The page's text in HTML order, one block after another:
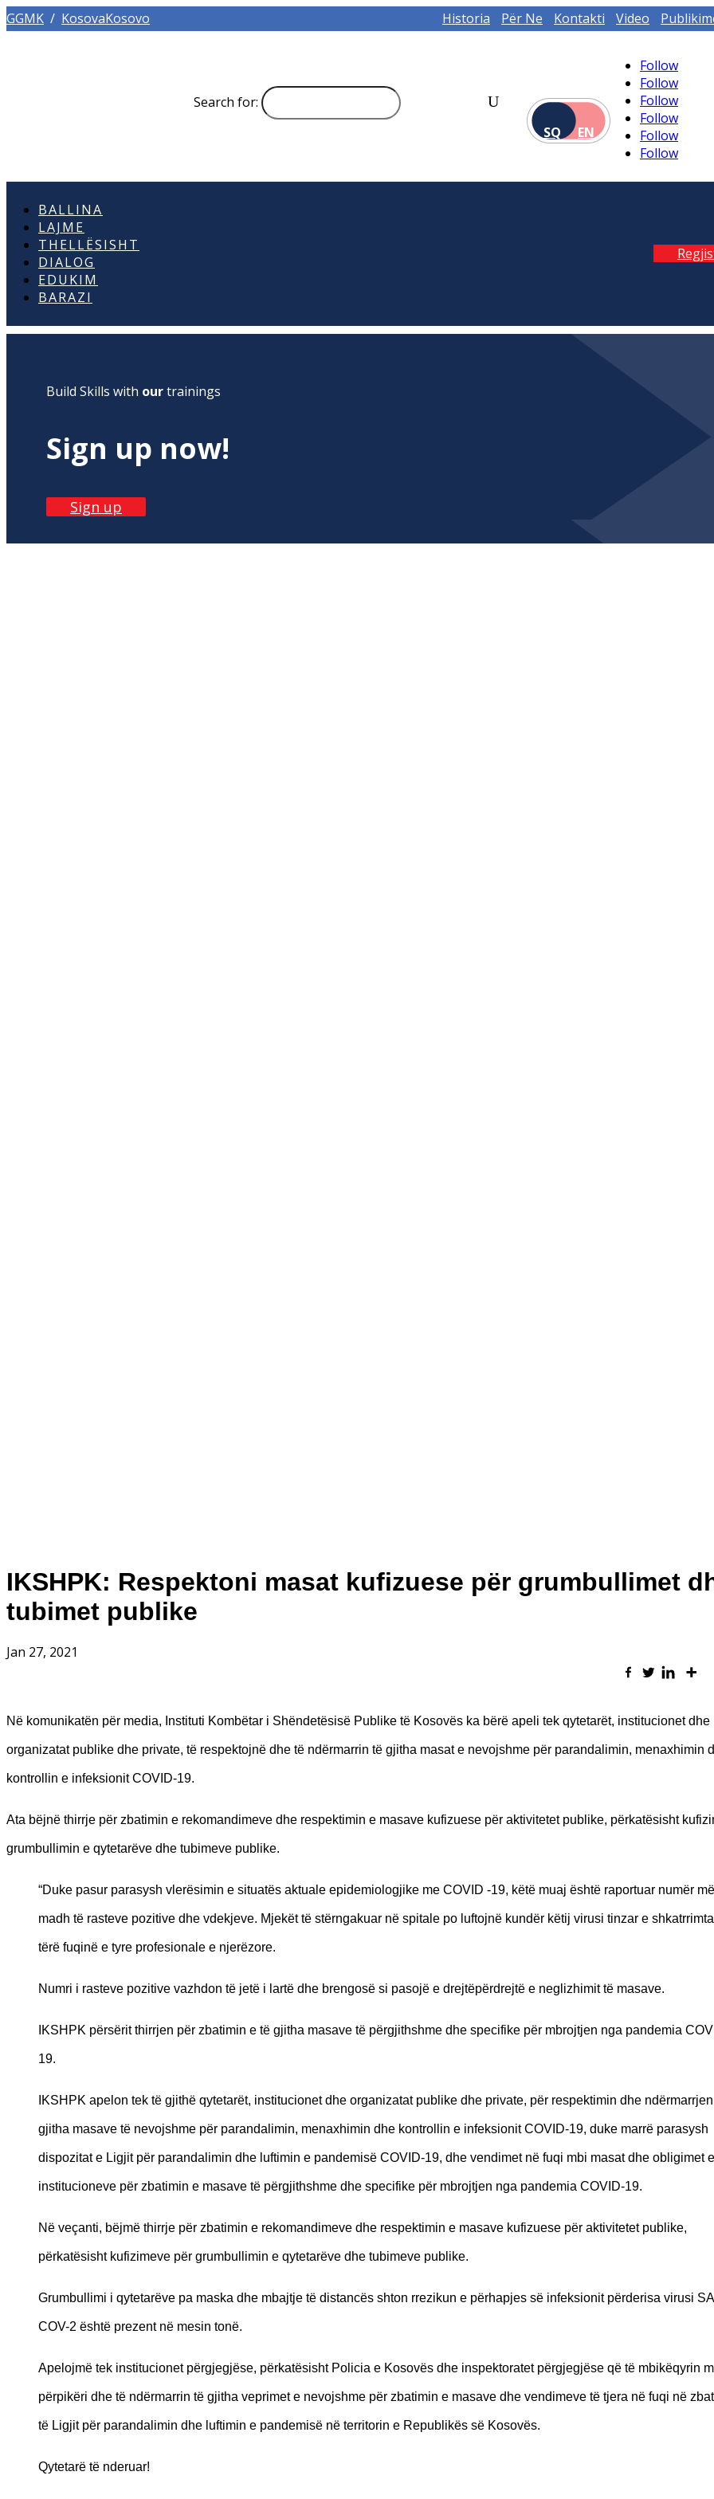
GGMK / KosovaKosovo Historia Për Ne Kontakti Video
Search for:
SQ
EN
Follow
Follow
Follow
Follow
Follow
Follow
BALLINA
LAJME
THELLËSISHT
DIALOG
EDUKIM
BARAZI
Build Skills with ourtrainings
Sign up now!
Sign up
IKSHPK: Respektoni masat kufizuese për grumbullimet
tubimet publike
Jan 27, 2021
Në komunikatën për media, Instituti Kombëtar i Shëndetësisë Publike të Kosovës ka bërë apeli tek qytetarët, institucionet dhe
organizatat publike dhe private, të respektojnë dhe të ndërmarrin të gjitha masat e nevojshme për parandalimin, menaxhimin
kontrollin e infeksionit COVID-19.
Ata bëjnë thirrje për zbatimin e rekomandimeve dhe respektimin e masave kufizuese për aktivitetet publike, përkatësisht
grumbullimin e qytetarëve dhe tubimeve publike.
“Duke pasur parasysh vlerësimin e situatës aktuale epidemiologjike me COVID -19, këtë muaj është raportuar numër
madh të rasteve pozitive dhe vdekjeve. Mjekët të stërngakuar në spitale po luftojnë kundër këtij virusi tinzar e
tërë fuqinë e tyre profesionale e njerëzore.
Numri i rasteve pozitive vazhdon të jetë i lartë dhe brengosë si pasojë e drejtëpërdrejtë e neglizhimit të masave.
IKSHPK përsërit thirrjen për zbatimin e të gjitha masave të përgjithshme dhe specifike për mbrojtjen nga pandemia
19.
IKSHPK apelon tek të gjithë qytetarët, institucionet dhe organizatat publike dhe private, për respektimin dhe
gjitha masave të nevojshme për parandalimin, menaxhimin dhe kontrollin e infeksionit COVID-19, duke marrë parasysh
dispozitat e Ligjit për parandalimin dhe luftimin e pandemisë COVID-19, dhe vendimet në fuqi mbi masat dhe obligimet e
institucioneve për zbatimin e masave të përgjithshme dhe specifike për mbrojtjen nga pandemia COVID-19.
Në veçanti, bëjmë thirrje për zbatimin e rekomandimeve dhe respektimin e masave kufizuese për aktivitetet publike,
përkatësisht kufizimeve për grumbullimin e qytetarëve dhe tubimeve publike.
Grumbullimi i qytetarëve pa maska dhe mbajtje të distancës shton rrezikun e përhapjes së infeksionit përderisa virusi
COV-2 është prezent në mesin tonë.
Apelojmë tek institucionet përgjegjëse, përkatësisht Policia e Kosovës dhe inspektoratet përgjegjëse që të mbikëqyrin
përpikëri dhe të ndërmarrin të gjitha veprimet e nevojshme për zbatimin e masave dhe vendimeve të tjera në fuqi në
të Ligjit për parandalimin dhe luftimin e pandemisë në territorin e Republikës së Kosovës.
Qytetarë të nderuar!